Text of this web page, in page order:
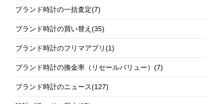
ブランド時計の一括査定(7)
ブランド時計の買い替え(35)
ブランド時計のフリマアプリ(1)
ブランド時計の換金率（リセールバリュー）(7)
ブランド時計のニュース(127)